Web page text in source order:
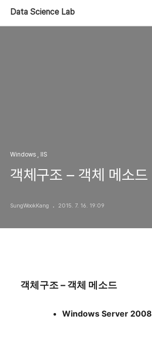
Data Science Lab
Windows , IIS
객체구조 – 객체 메소드
SungWookKang 2015. 7. 16. 19:09
객체구조 – 객체 메소드
Windows Server 2008